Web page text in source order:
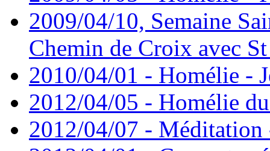
2009/04/10, Semaine
Chemin de Croix avec
2010/04/01 - Homélie -
2012/04/05 - Homélie
2012/04/07 - Méditation